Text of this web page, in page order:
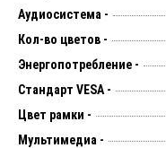
Аудиосистема -
Кол-во цветов -
Энергопотребление -
Стандарт VESA -
Цвет рамки -
Мультимедиа -